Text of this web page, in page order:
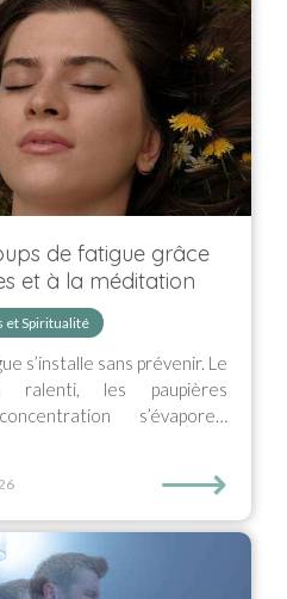
de fatigue grâce
et à la méditation
et Spiritualité
s’installe sans prévenir. Le
ralenti, les paupières
s’évapore…
⟶